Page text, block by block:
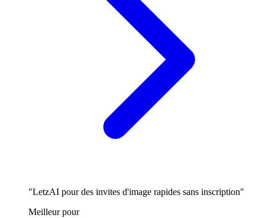
"LetzAI pour des invites d'image rapides sans inscription"
Meilleur pour